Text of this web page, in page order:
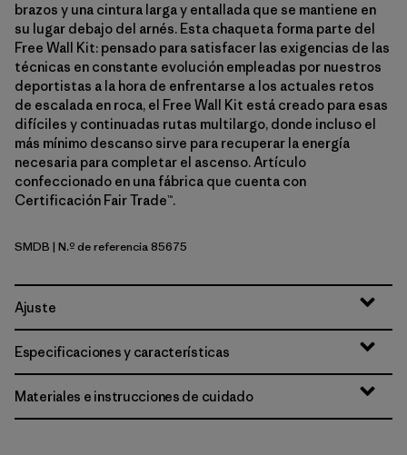
brazos y una cintura larga y entallada que se mantiene en
su lugar debajo del arnés. Esta chaqueta forma parte del
Free Wall Kit: pensado para satisfacer las exigencias de las
técnicas en constante evolución empleadas por nuestros
deportistas a la hora de enfrentarse a los actuales retos
de escalada en roca, el Free Wall Kit está creado para esas
difíciles y continuadas rutas multilargo, donde incluso el
más mínimo descanso sirve para recuperar la energía
necesaria para completar el ascenso. Artículo
confeccionado en una fábrica que cuenta con
Certificación Fair Trade™.
Smolder Blue
SMDB | N.º de referencia 85675
Ajuste
Especificaciones y características
Materiales e instrucciones de cuidado